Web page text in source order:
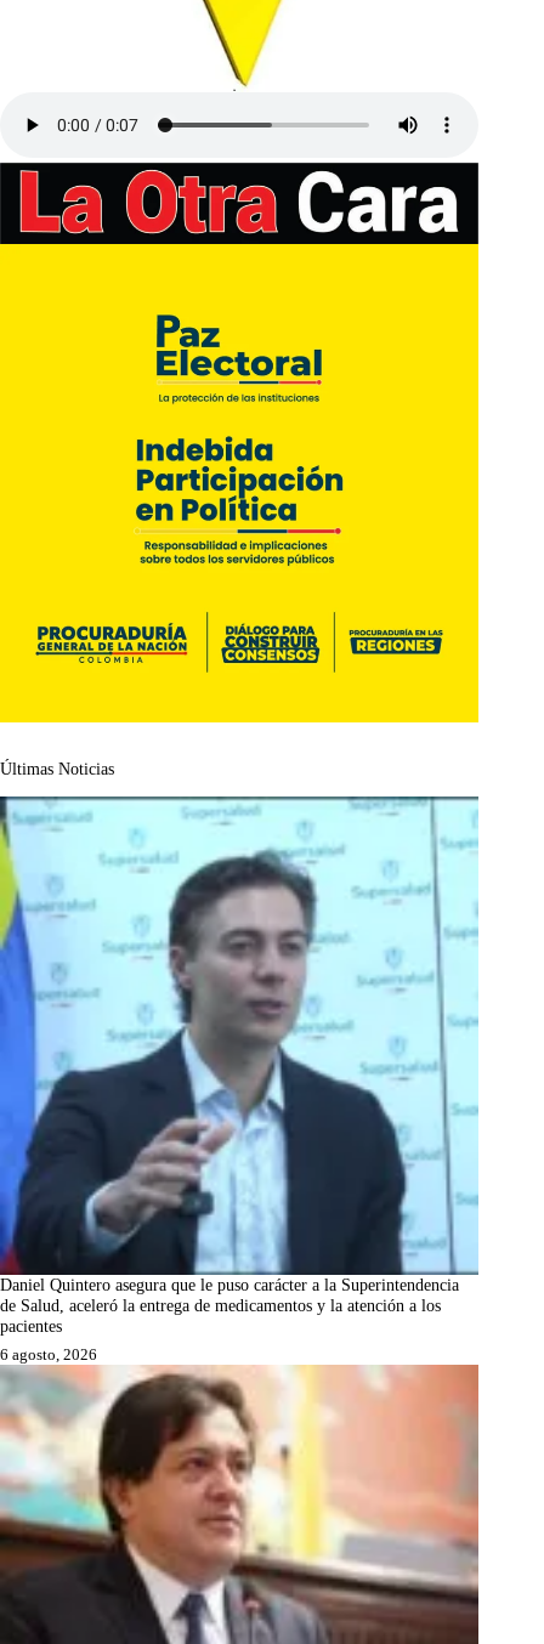
Últimas Noticias
Daniel Quintero asegura que le puso carácter a la Superintendencia
de Salud, aceleró la entrega de medicamentos y la atención a los
pacientes
6 agosto, 2026